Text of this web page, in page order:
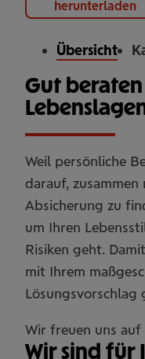
herunterladen
Übersicht
Gut
Weil persönliche
darauf,
Absicherung zu
um Ihren
Risiken geht.
mit Ihrem
Lösungsvorschlag
Wir freuen uns auf
Wir sind für